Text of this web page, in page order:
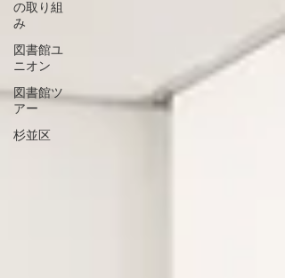
の取り組
み
図書館ユ
ニオン
図書館ツ
アー
杉並区